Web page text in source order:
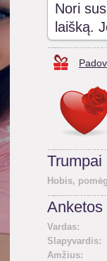
Nori
laišką.
Trumpai
Hobis,
Anketos
Vardas:
Slapyvardis:
Amžius: